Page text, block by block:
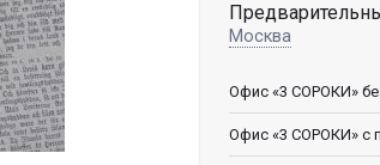
Москва
Офис «3 СОРОКИ»
Офис «3 СОРОКИ» с